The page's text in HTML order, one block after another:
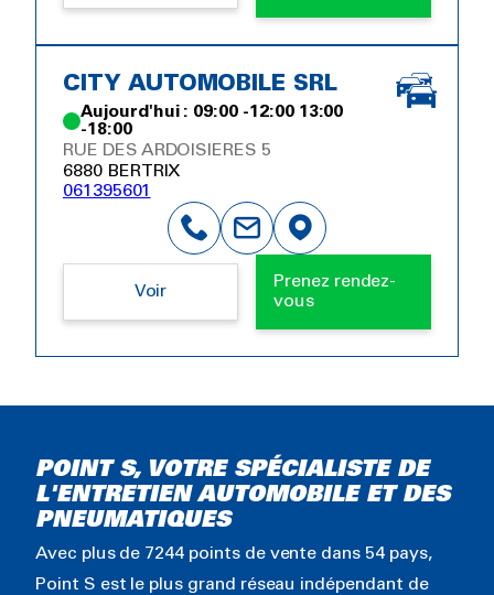
CITY AUTOMOBILE SRL
Aujourd'hui : 09:00 -12:00 13:00
-18:00
RUE DES ARDOISIERES 5
6880 BERTRIX
061395601
Voir
Prenez rendez-
vous
POINT S, VOTRE SPÉCIALISTE DE
L'ENTRETIEN AUTOMOBILE ET DES
PNEUMATIQUES
Avec plus de 7244 points de vente dans 54 pays,
Point S est le plus grand réseau indépendant de